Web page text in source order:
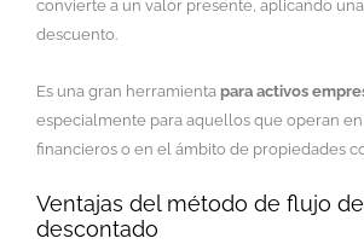
convierte a un valor presente, aplicando
descuento.
Es una gran herramienta para activos
especialmente para aquellos que operan
financieros o en el ámbito de propiedades
Ventajas del método de flujo
descontado